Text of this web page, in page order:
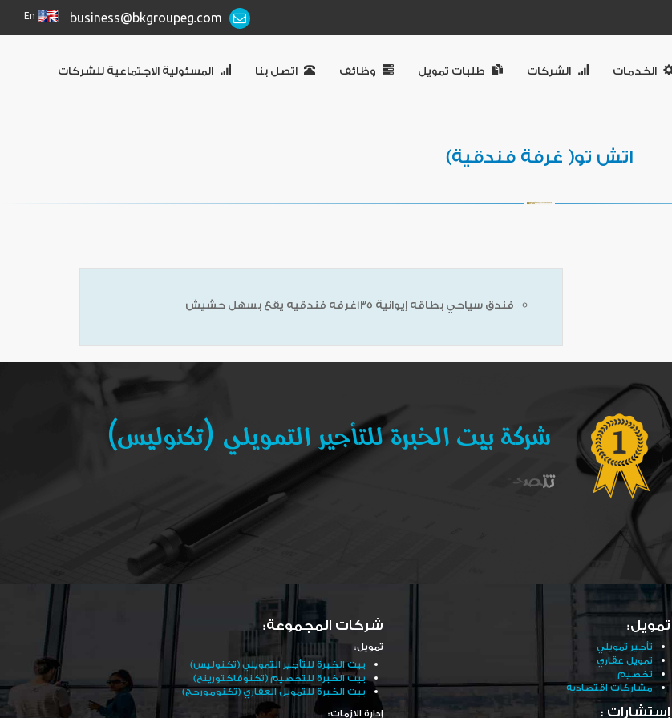
En
الخدمات الشركات طلبات تمويل وظائف اتصل بنا المسئولية الاجتماعية للشركات
اتش تو( غرفة فندقية)
فندق سياحي بطاقه إيوانية 135غرفه فندقيه يقع بسهل حشيش
تمويل:
تأجير تمويلي
تمويل عقاري
تخصيم
مشاركات اقتصادية
إستشارات :
شركات المجموعة:
تمويل:
بيت الخبرة للتأجير التمويلي (تكنوليس)
بيت الخبرة للتخصيم (تكنوفاكتورينج)
بيت الخبرة للتمويل العقاري (تكنومورجج)
إدارة الازمات: